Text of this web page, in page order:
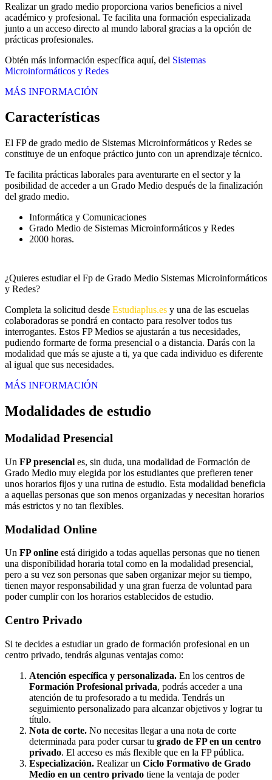
Realizar un grado medio proporciona varios beneficios a nivel
académico y profesional. Te facilita una formación especializada
junto a un acceso directo al mundo laboral gracias a la opción de
prácticas profesionales.
Obtén más información específica aquí, del Sistemas
Microinformáticos y Redes
MÁS INFORMACIÓN
Características
El FP de grado medio de Sistemas Microinformáticos y Redes se
constituye de un enfoque práctico junto con un aprendizaje técnico.
Te facilita prácticas laborales para aventurarte en el sector y la
posibilidad de acceder a un Grado Medio después de la finalización
del grado medio.
Informática y Comunicaciones
Grado Medio de Sistemas Microinformáticos y Redes
2000 horas.
¿Quieres estudiar el Fp de Grado Medio Sistemas Microinformáticos
y Redes?
Completa la solicitud desde Estudiaplus.es y una de las escuelas
colaboradoras se pondrá en contacto para resolver todos tus
interrogantes. Estos FP Medios se ajustarán a tus necesidades,
pudiendo formarte de forma presencial o a distancia. Darás con la
modalidad que más se ajuste a ti, ya que cada individuo es diferente
al igual que sus necesidades.
MÁS INFORMACIÓN
Modalidades de estudio
Modalidad Presencial
Un FP presencial es, sin duda, una modalidad de Formación de
Grado Medio muy elegida por los estudiantes que prefieren tener
unos horarios fijos y una rutina de estudio. Esta modalidad beneficia
a aquellas personas que son menos organizadas y necesitan horarios
más estrictos y no tan flexibles.
Modalidad Online
Un FP online está dirigido a todas aquellas personas que no tienen
una disponibilidad horaria total como en la modalidad presencial,
pero a su vez son personas que saben organizar mejor su tiempo,
tienen mayor responsabilidad y una gran fuerza de voluntad para
poder cumplir con los horarios establecidos de estudio.
Centro Privado
Si te decides a estudiar un grado de formación profesional en un
centro privado, tendrás algunas ventajas como:
Atención específica y personalizada. En los centros de
Formación Profesional privada, podrás acceder a una
atención de tu profesorado a tu medida. Tendrás un
seguimiento personalizado para alcanzar objetivos y lograr tu
título.
Nota de corte. No necesitas llegar a una nota de corte
determinada para poder cursar tu grado de FP en un centro
privado. El acceso es más flexible que en la FP pública.
Especialización. Realizar un Ciclo Formativo de Grado
Medio en un centro privado tiene la ventaja de poder